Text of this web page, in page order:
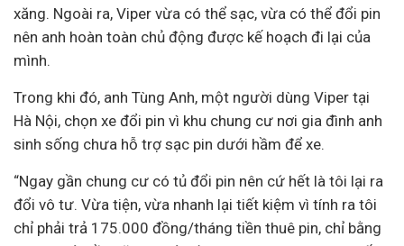
xăng. Ngoài ra, Viper vừa có thể sạc, vừa có thể đổi pin
nên anh hoàn toàn chủ động được kế hoạch đi lại của
mình.
Trong khi đó, anh Tùng Anh, một người dùng Viper tại
Hà Nội, chọn xe đổi pin vì khu chung cư nơi gia đình anh
sinh sống chưa hỗ trợ sạc pin dưới hầm để xe.
“Ngay gần chung cư có tủ đổi pin nên cứ hết là tôi lại ra
đổi vô tư. Vừa tiện, vừa nhanh lại tiết kiệm vì tính ra tôi
chỉ phải trả 175.000 đồng/tháng tiền thuê pin, chỉ bằng